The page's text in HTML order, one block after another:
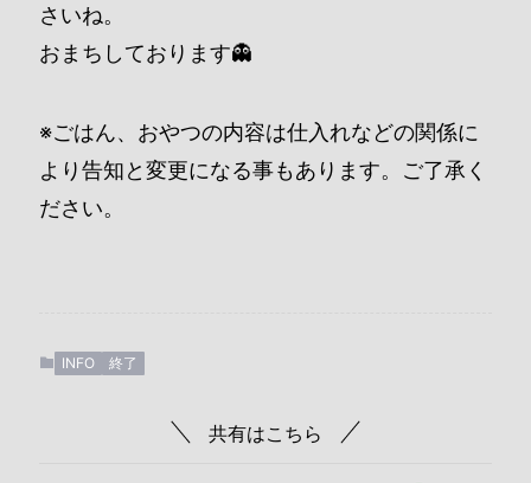
さいね。
おまちしております👻
※ごはん、おやつの内容は仕入れなどの関係に
より告知と変更になる事もあります。ご了承く
ださい。
INFO 終了
共有はこちら